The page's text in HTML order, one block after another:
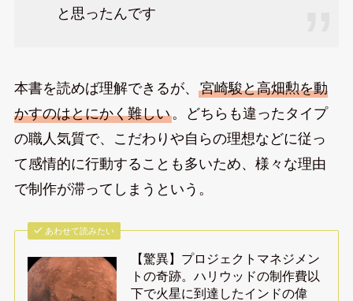
と思ったんです
本書を読めば理解できるが、 宮崎駿と高畑勲を動
かすのはとにかく難しい。どちらも違ったタイプ
の職人気質で、こだわりや自らの理想などに従っ
て感情的に行動することも多いため、様々な理由
で制作が滞ってしまうという。
あわせて読みたい
【驚異】プロジェクトマネジメン
トの奇跡。ハリウッドの制作費以
下で火星に到達したインドの偉